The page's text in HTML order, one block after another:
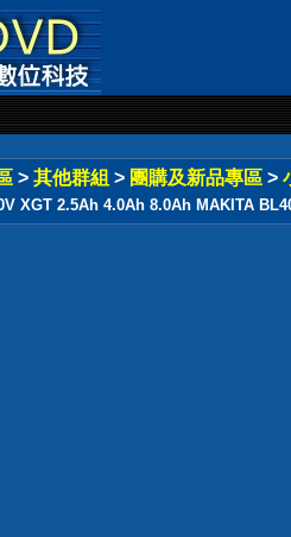
> 其他群組 > 團購及新品專區 >
XGT 2.5Ah 4.0Ah 8.0Ah MAKITA